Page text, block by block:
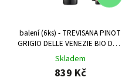
balení (6ks) - TREVISANA PINOT
GRIGIO DELLE VENEZIE BIO DOC
0,75 L
Skladem
839 Kč